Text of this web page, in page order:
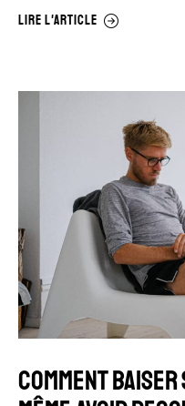
LIRE L'ARTICLE
COMMENT